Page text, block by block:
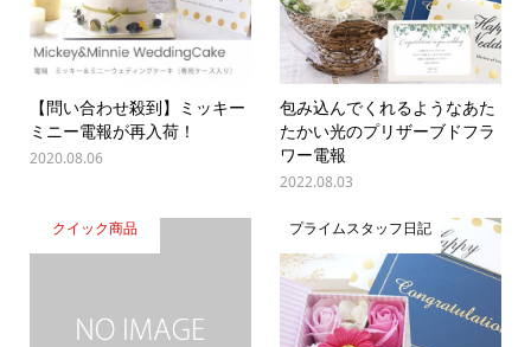
【問い合わせ殺到】ミッキー
ミニー電報が再入荷！
2020.08.06
包み込んでくれるようなあた
たかい光のプリザーブドフラ
ワー電報
2022.08.03
クイック商品 プライムスタッフ日記